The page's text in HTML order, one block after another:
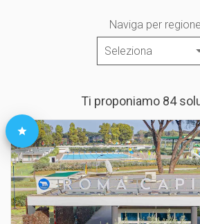
Naviga per regione
Ti proponiamo 84